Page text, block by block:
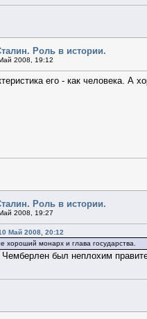
Роль в истории.
2008, 19:12
его - как человека. А
Роль в истории.
2008, 19:27
Май 2008, 20:12
хороший монарх и глава государства.
был неплохим